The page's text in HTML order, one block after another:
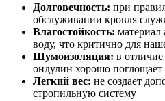
Долговечность: при
обслуживании кровля
Влагостойкость: материал
воду, что критично для
Шумоизоляция: в
ондулин хорошо поглощает
Легкий вес: не создает
стропильную систему